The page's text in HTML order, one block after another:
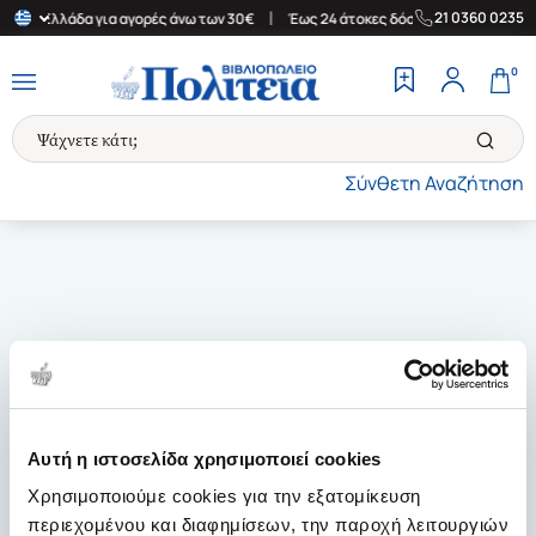
Αυτή η ιστοσελίδα χρησιμοποιεί cookies
Χρησιμοποιούμε cookies για την εξατομίκευση
περιεχομένου και διαφημίσεων, την παροχή λειτουργιών
Ελλάδα για αγορές άνω των 30€ Έως 24 άτοκες δόσεις |
21 0360 0235
Σύνθετη Αναζήτηση
0